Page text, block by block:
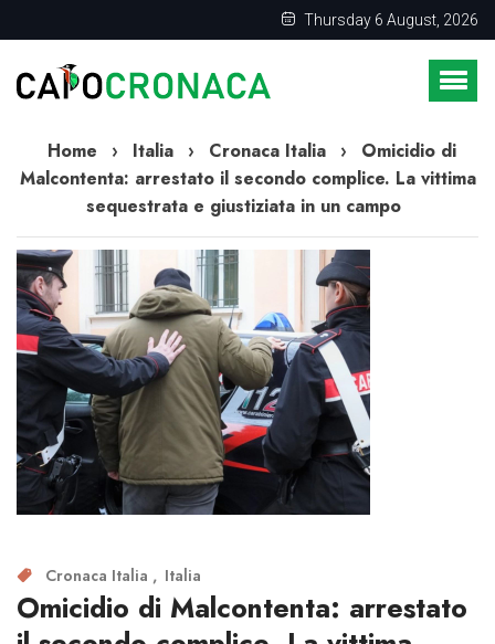
Thursday 6 August, 2026
Home › Italia › Cronaca Italia ›
Omicidio di
Malcontenta: arrestato il secondo complice. La vittima
sequestrata e giustiziata in un campo
Cronaca Italia Italia
Omicidio di Malcontenta: arrestato